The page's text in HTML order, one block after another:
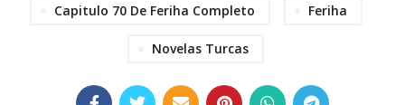
Capitulo 70 De Feriha Completo Feriha
Novelas Turcas